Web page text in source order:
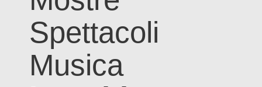
Spettacoli
Musica